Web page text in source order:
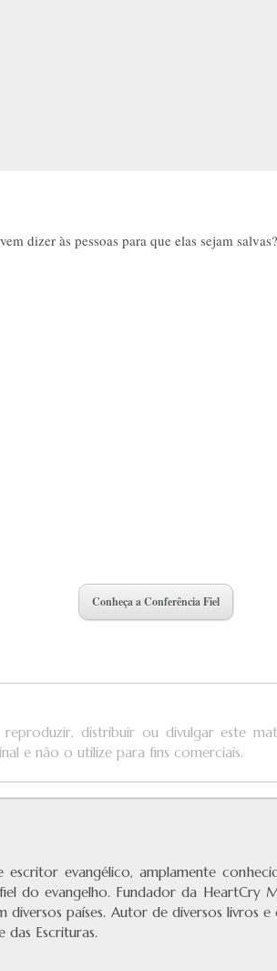
dizer às pessoas para que elas sejam
Conheça a Conferência Fiel
distribuir ou divulgar este
e não o utilize para fins comerciais.
escritor evangélico, amplamente
do evangelho. Fundador da HeartCry
países. Autor de diversos livros
das Escrituras.